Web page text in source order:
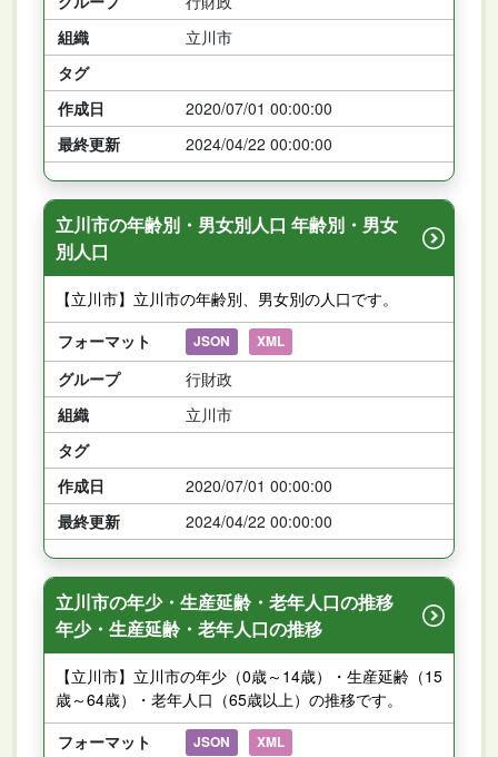
組織
立川市
タグ
作成日
2020/07/01 00:00:00
最終更新
2024/04/22 00:00:00
立川市の年齢別・男女別人口 年齢別・男女
別人口
【立川市】立川市の年齢別、男女別の人口です。
フォーマット
JSON XML
グループ
行財政
組織
立川市
タグ
作成日
2020/07/01 00:00:00
最終更新
2024/04/22 00:00:00
立川市の年少・生産延齢・老年人口の推移
年少・生産延齢・老年人口の推移
【立川市】立川市の年少（0歳～14歳）・生産延齢（15
歳～64歳）・老年人口（65歳以上）の推移です。
フォーマット
JSON XML